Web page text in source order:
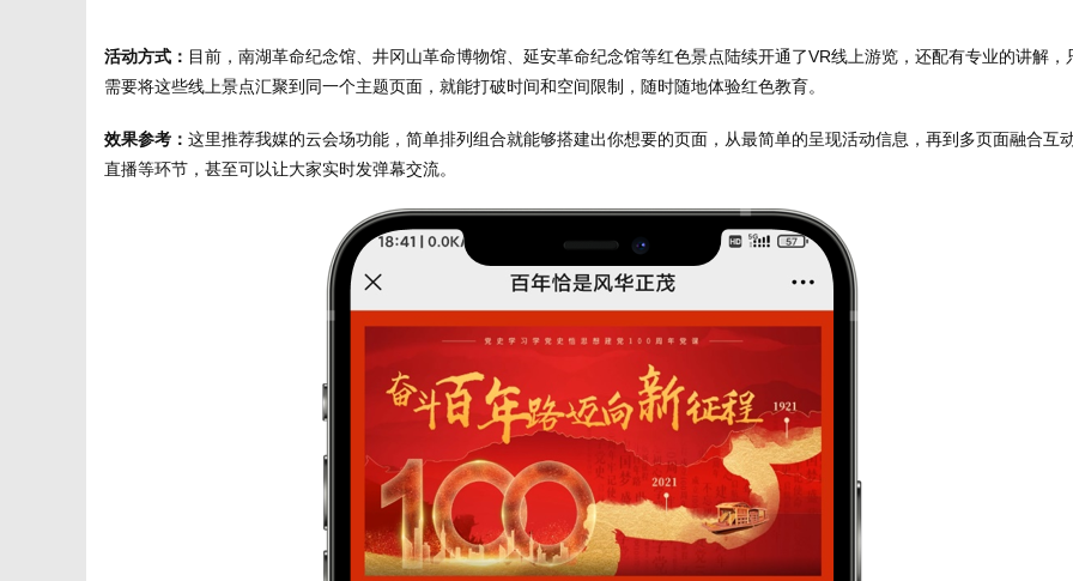
活动方式： 目前，南湖革命纪念馆、井冈山革命博物馆、延安革命纪念馆等红色景点陆续开通了VR线上游览，还配有专业的讲解，
需要将这些线上景点汇聚到同一个主题页面，就能打破时间和空间限制，随时随地体验红色教育。
效果参考： 这里推荐我媒的云会场功能，简单排列组合就能够搭建出你想要的页面，从最简单的呈现活动信息，再到多页面融合互
直播等环节，甚至可以让大家实时发弹幕交流。